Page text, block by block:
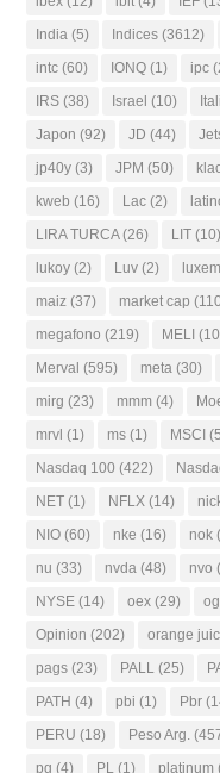
India (5) Indices (3612)
intc (60) IONQ (1) ipc
IRS (38) Israel (10)
Japon (92) JD (44)
jp40y (3) JPM (50)
kweb (16) Lac (2)
LIRA TURCA(26) LIT (10)
lukoy (2) Luv (2)
maiz (37) market cap
megafono (219) MELI
Merval (595) meta (30)
mirg (23) mmm (4)
mrvl (1) ms (1) MSCI
Nasdaq 100 (422)
NET (1) NFLX (14)
NIO (60) nke (16) nok
nu (33) nvda (48) nvo
NYSE (14) oex (29)
Opinion (202) orange
pags (23) PALL (25)
PATH (4) pbi (1) Pbr
PERU (18) Peso Arg.
pg (4) PL (1) platinum